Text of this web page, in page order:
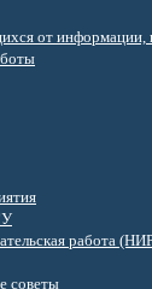
от
работа
советы